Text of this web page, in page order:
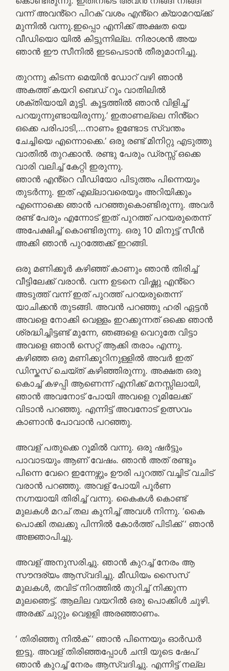
വന്ന് അവൻ്റെ പിറക് വശം എൻ്റെ ക്യാമറയ്ക്ക്
മുന്നിൽ വന്നു.ഇപ്പൊ എനിക്ക് അക്ഷത യെ
വീഡിയൊ യിൽ കിട്ടുന്നില്ല. നിരാശൻ അയ
ഞാൻ ഈ സീനിൽ ഇടപെടാൻ തീരുമാനിച്ചു.
തുറന്നു കിടന്ന മെയിൻ ഡോറ് വഴി ഞാൻ
അകത്ത് കയറി ബെഡ് റൂം വാതിലിൽ
ശക്തിയായി മുട്ടി. കൂട്ടത്തിൽ ഞാൻ വിളിച്ച്
പറയുന്നുണ്ടായിരുന്നു.’ ഇതാണല്ലെ നിൻ്റെ
ഒക്കെ പരിപാടി,…നാണം ഉണ്ടോട സ്വന്തം
ചേച്ചിയെ എന്നൊക്കെ.’ ഒരു രണ്ട് മിനിറ്റു എടുത്തു
വാതിൽ തുറക്കാൻ. രണ്ടു പേരും ഡ്രസ്സ് ഒക്കെ
വാരി വലിച്ച് കേറ്റി ഇരുന്നു.
ഞാൻ എൻ്റെ വീഡിയോ പിടുത്തം പിന്നെയും
തുടർന്നു. ഇത് എല്ലാവരെയും അറിയിക്കും
എന്നൊക്കെ ഞാൻ പറഞ്ഞുകൊണ്ടിരുന്നു. അവർ
രണ്ട് പേരും എന്നോട് ഇത് പുറത്ത് പറയരുതെന്ന്
അപേക്ഷിച്ച് കൊണ്ടിരുന്നു. ഒരു 10 മിനുട്ട് സീൻ
അക്കി ഞാൻ പുറത്തേക്ക് ഇറങ്ങി.
ഒരു മണിക്കൂർ കഴിഞ്ഞ് കാണും ഞാൻ തിരിച്ച്
വീട്ടിലേക്ക് വരാൻ. വന്ന ഉടനെ വിഷ്ണു എൻ്റെ
അടുത്ത് വന്ന് ഇത് പുറത്ത് പറയരുതെന്ന്
യാചിക്കൻ തുടങ്ങി. അവൻ പറഞ്ഞു ഹരി ഏട്ടൻ
അവളെ നോക്കി വെള്ളം ഇറക്കുന്നത് ഒക്കെ ഞാൻ
ശ്രദ്ധിച്ചിട്ടണ്ട് മുന്നേ, ഞങ്ങളെ വെറുതേ വിട്ടാ
അവളെ ഞാൻ സെറ്റ് ആക്കി തരാം എന്നു.
കഴിഞ്ഞ ഒരു മണിക്കൂറിനുള്ളിൽ അവർ ഇത്
ഡിസ്കസ് ചെയ്ത് കഴിഞ്ഞിരുന്നു. അക്ഷത ഒരു
കൊച്ച് കഴപ്പി ആണെന്ന് എനിക്ക് മനസ്സിലായി,
ഞാൻ അവനോട് പോയി അവളെ റൂമിലേക്ക്
വിടാൻ പറഞ്ഞു. എന്നിട്ട് അവനോട് ഉത്സവം
കാണാൻ പോവാൻ പറഞ്ഞു.
അവള് പതുക്കെ റൂമിൽ വന്നു. ഒരു ഷർട്ടും
പാവാടയും ആണ് വേഷം. ഞാൻ അത് രണ്ടും
പിന്നെ വേറെ ഇന്നേഴ്സും ഊരി പുറത്ത് വച്ചിട് വചിട്
വരാൻ പറഞ്ഞു. അവള് പോയി പൂർണ
നഗ്നയായി തിരിച്ച് വന്നു. കൈകൾ കൊണ്ട്
മുലകൾ മറച് തല കുനിച്ച് അവൾ നിന്നു. ‘കൈ
പൊക്കി തലക്കു പിന്നിൽ കോർത്ത് പിടിക്ക് ‘ ഞാൻ
അജ്ഞാപിച്ചു.
അവള് അനുസരിച്ചു. ഞാൻ കുറച്ച് നേരം ആ
സൗന്ദര്യം ആസ്വദിച്ചു. മീഡിയം സൈസ്
മുലകൾ, തവിട് നിറത്തിൽ തുറിച്ച് നിക്കുന്ന
മുലഞെട്ട്. ആലില വയറിൽ ഒരു പൊക്കിൾ ചുഴി.
അരക്ക് ചുറ്റും വെളളി അരഞ്ഞാണം.
‘ തിരിഞ്ഞു നിൽക് ‘ ഞാൻ പിന്നെയും ഓർഡർ
ഇട്ടു. അവള് തിരിഞ്ഞപ്പോൾ ചന്ദി യുടെ ഷേപ്
ഞാൻ കുറച്ച് നേരം ആസ്വദിച്ചു. എന്നിട്ട് നല്ല